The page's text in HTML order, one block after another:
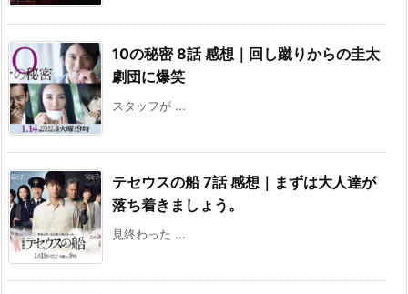
10の秘密 8話 感想｜回し蹴りからの圭太
劇団に爆笑
スタッフが ...
テセウスの船 7話 感想｜まずは大人達が
落ち着きましょう。
見終わった ...